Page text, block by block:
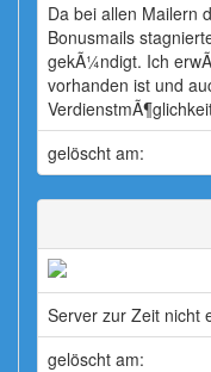
Da bei allen Mailern
Bonusmails
gekÃ¼ndigt. Ich
vorhanden ist und
gelöscht am:
Server zur Zeit nicht
gelöscht am: